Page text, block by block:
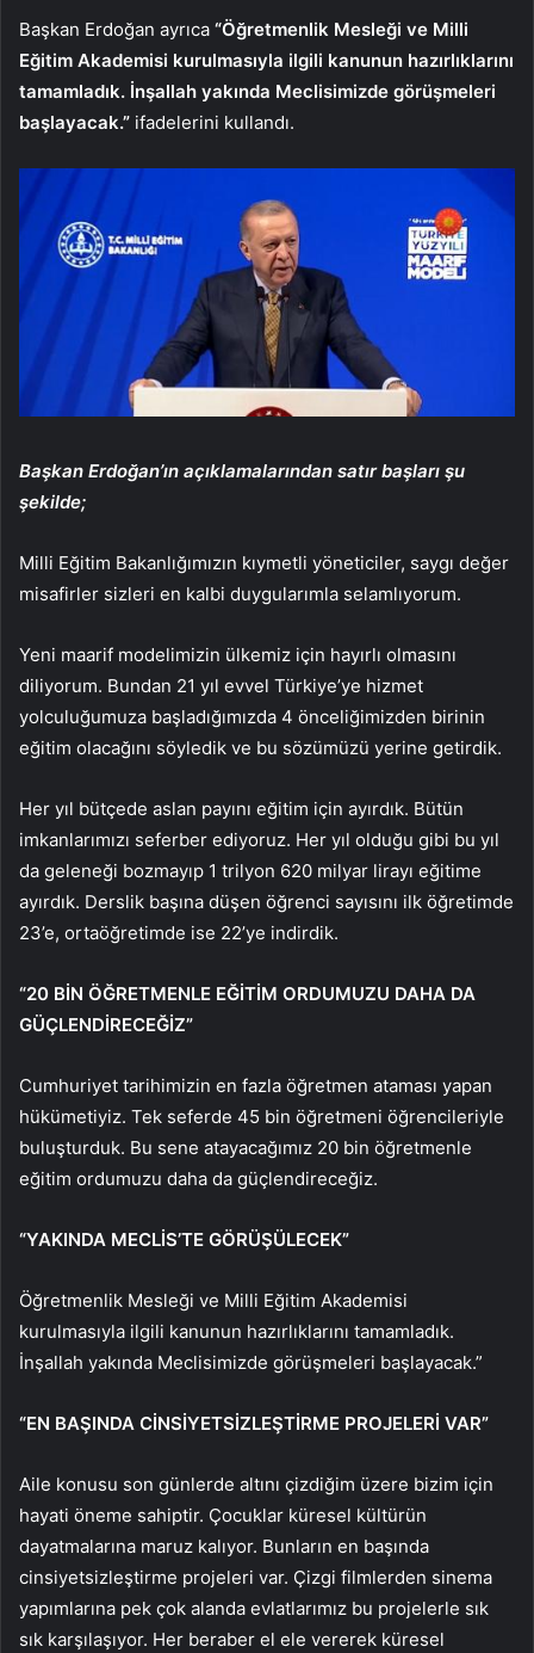
Başkan Erdoğan ayrıca “Öğretmenlik Mesleği ve Milli
Eğitim Akademisi kurulmasıyla ilgili kanunun hazırlıklarını
tamamladık. İnşallah yakında Meclisimizde görüşmeleri
başlayacak.” ifadelerini kullandı.
Başkan Erdoğan’ın açıklamalarından satır başları şu
şekilde;
Milli Eğitim Bakanlığımızın kıymetli yöneticiler, saygı değer
misafirler sizleri en kalbi duygularımla selamlıyorum.
Yeni maarif modelimizin ülkemiz için hayırlı olmasını
diliyorum. Bundan 21 yıl evvel Türkiye’ye hizmet
yolculuğumuza başladığımızda 4 önceliğimizden birinin
eğitim olacağını söyledik ve bu sözümüzü yerine getirdik.
Her yıl bütçede aslan payını eğitim için ayırdık. Bütün
imkanlarımızı seferber ediyoruz. Her yıl olduğu gibi bu yıl
da geleneği bozmayıp 1 trilyon 620 milyar lirayı eğitime
ayırdık. Derslik başına düşen öğrenci sayısını ilk öğretimde
23’e, ortaöğretimde ise 22’ye indirdik.
“20 BİN ÖĞRETMENLE EĞİTİM ORDUMUZU DAHA DA
GÜÇLENDİRECEĞİZ”
Cumhuriyet tarihimizin en fazla öğretmen ataması yapan
hükümetiyiz. Tek seferde 45 bin öğretmeni öğrencileriyle
buluşturduk. Bu sene atayacağımız 20 bin öğretmenle
eğitim ordumuzu daha da güçlendireceğiz.
“YAKINDA MECLİS’TE GÖRÜŞÜLECEK”
Öğretmenlik Mesleği ve Milli Eğitim Akademisi
kurulmasıyla ilgili kanunun hazırlıklarını tamamladık.
İnşallah yakında Meclisimizde görüşmeleri başlayacak.”
“EN BAŞINDA CİNSİYETSİZLEŞTİRME PROJELERİ VAR”
Aile konusu son günlerde altını çizdiğim üzere bizim için
hayati öneme sahiptir. Çocuklar küresel kültürün
dayatmalarına maruz kalıyor. Bunların en başında
cinsiyetsizleştirme projeleri var. Çizgi filmlerden sinema
yapımlarına pek çok alanda evlatlarımız bu projelerle sık
sık karşılaşıyor. Her beraber el ele vererek küresel